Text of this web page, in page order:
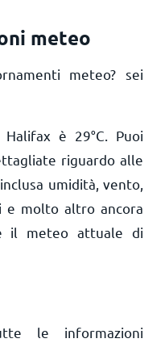
meteo
meteo? sei
Halifax è 29°C . Puoi
riguardo alle
umidità, vento,
e molto altro ancora
il meteo attuale di
le informazioni